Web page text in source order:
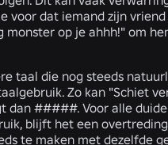
voor dat iemand zijn
op je ahhh!" om
taal die nog steeds
Zo kan "Schiet
dan #####. Voor alle
blijft het een
te maken met dezelfde